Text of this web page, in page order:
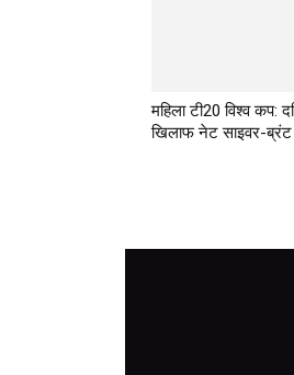
महिला टी20 विश्व कप:
खिलाफ नेट साइवर-ब्रंट